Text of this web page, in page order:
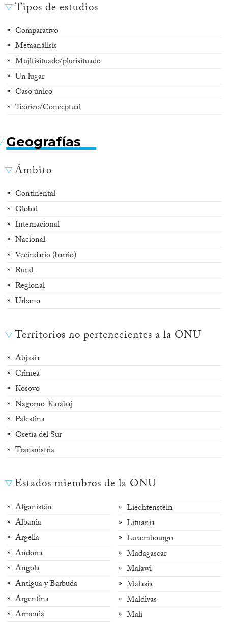
Tipos de estudios
Comparativo
Metaanálisis
Mujltisituado/plurisituado
Un lugar
Caso único
Teórico/Conceptual
Geografías
Ámbito
Continental
Global
Internacional
Nacional
Vecindario (barrio)
Rural
Regional
Urbano
Territorios no pertenecientes a la ONU
Abjasia
Crimea
Kosovo
Nagorno-Karabaj
Palestina
Osetia del Sur
Transnistria
Estados miembros de la ONU
Afganistán
Albania
Argelia
Andorra
Angola
Antigua y Barbuda
Argentina
Armenia
Liechtenstein
Lituania
Luxembourgo
Madagascar
Malawi
Malasia
Maldivas
Mali